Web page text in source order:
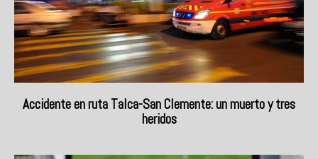
Accidente en ruta Talca-San Clemente: un muerto y tres
heridos